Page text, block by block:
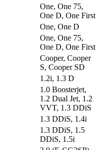
One, One 75,
One D, One First
One, One D
One, One 75,
One D, One First
Cooper, Cooper
S, Cooper SD
1.2i, 1.3 D
1.0 Boosterjet,
1.2 Dual Jet, 1.2
VVT, 1.3 DDiS
1.3 DDiS, 1.4i
1.3 DDiS, 1.5
DDiS, 1.5i